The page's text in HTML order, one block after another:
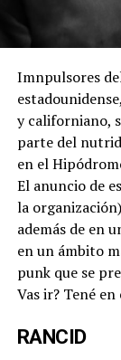
Imnpulsores
y californiano,
parte del
en el
El anuncio de
la
además de en
en un ámbito
punk que se
Vas ir? Tené
RANCID